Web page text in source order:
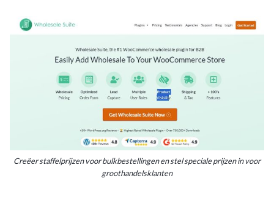
Creëer staffelprijzen voor bulkbestellingen en stel speciale prijzen in voor
groothandelsklanten